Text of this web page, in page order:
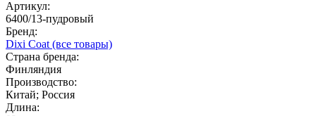
Артикул:
6400/13-пудровый
Бренд:
Dixi Coat (все товары)
Страна бренда:
Финляндия
Производство:
Китай; Россия
Длина: